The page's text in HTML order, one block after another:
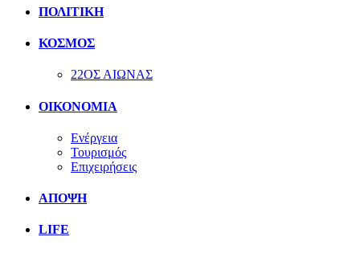
ΠΟΛΙΤΙΚΗ
ΚΟΣΜΟΣ
22ΟΣ ΑΙΩΝΑΣ
ΟΙΚΟΝΟΜΙΑ
Ενέργεια
Τουρισμός
Επιχειρήσεις
ΑΠΟΨΗ
LIFE